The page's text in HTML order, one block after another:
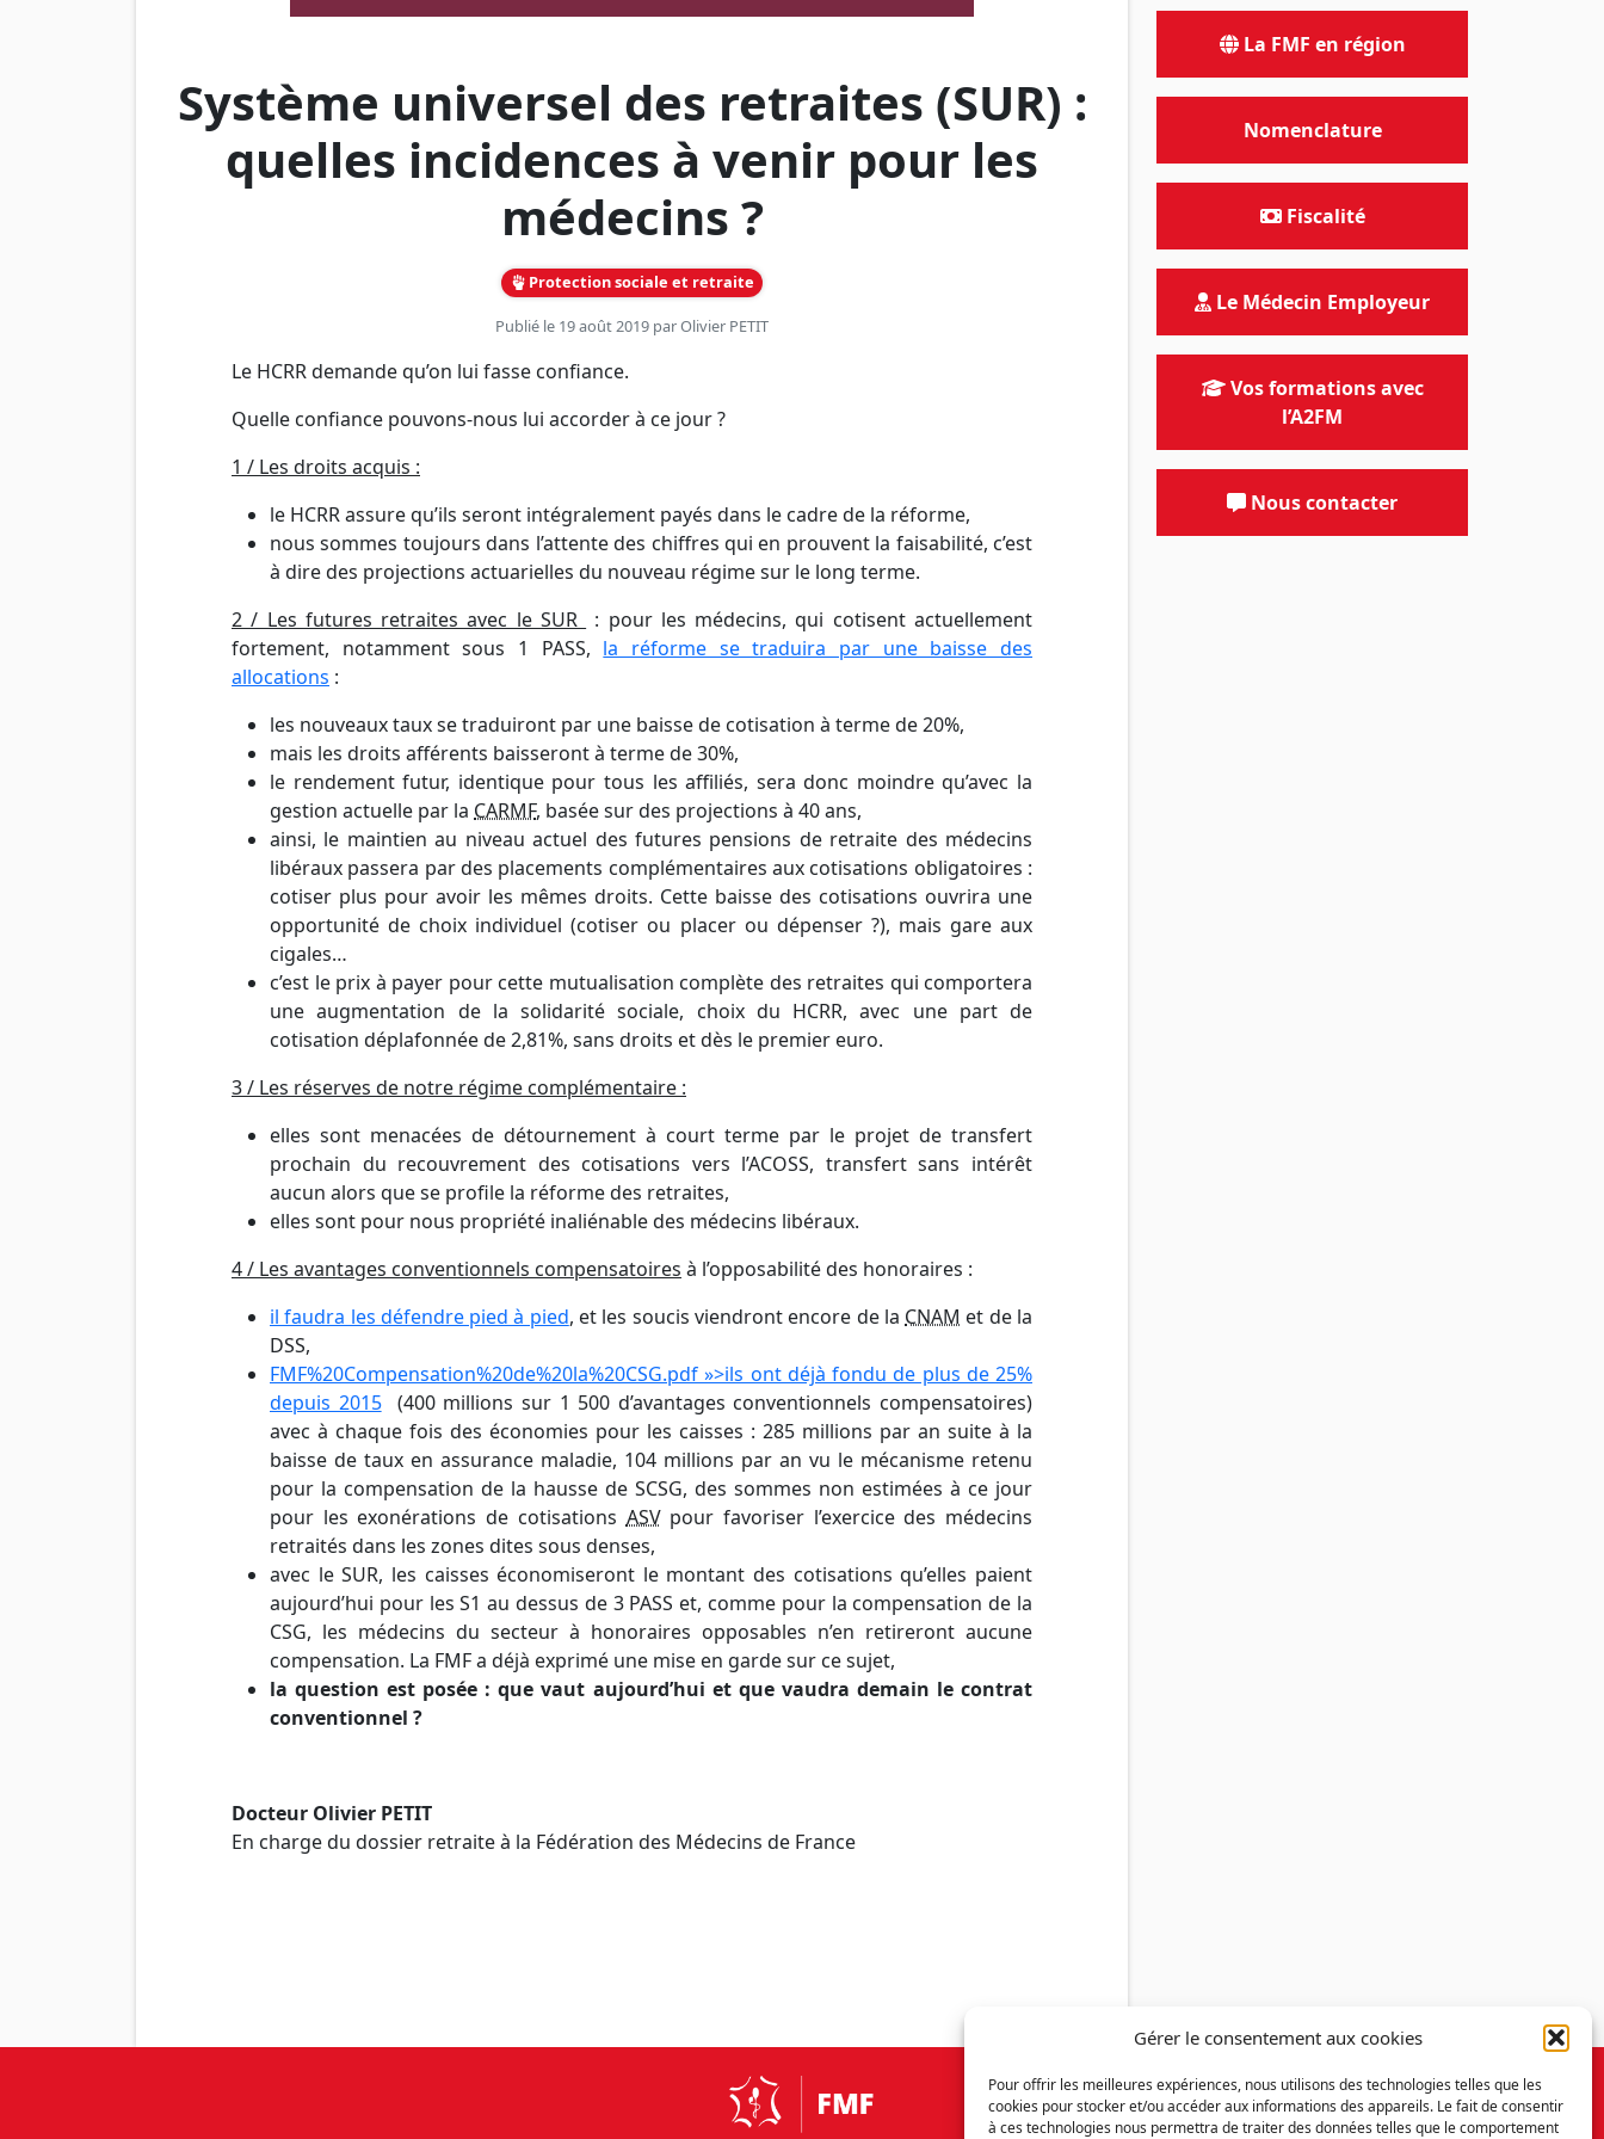
Gérer le consentement aux cookies
Pour offrir les meilleures expériences, nous utilisons des technologies telles que les
cookies pour stocker et/ou accéder aux informations des appareils. Le fait de consentir
à ces technologies nous permettra de traiter des données telles que le comportement
Système universel des retraites (SUR) :
quelles incidences à venir pour les
médecins ?
Protection sociale et retraite
Publié le 19 août 2019 parOlivier PETIT
Le HCRR demande qu’on lui fasse confiance.
Quelle confiance pouvons-nous lui accorder à ce jour ?
1 / Les droits acquis :
le HCRR assure qu’ils seront intégralement payés dans le cadre de la réforme,
nous sommes toujours dans l’attente des chiffres qui en prouvent la faisabilité, c’est
à dire des projections actuarielles du nouveau régime sur le long terme.
2 / Les futures retraites avec le SUR
: pour les médecins, qui cotisent actuellement
fortement, notamment sous 1 PASS, la réforme se traduira par une baisse des
allocations :
les nouveaux taux se traduiront par une baisse de cotisation à terme de 20%,
mais les droits afférents baisseront à terme de 30%,
le rendement futur, identique pour tous les affiliés, sera donc moindre qu’avec la
gestion actuelle par la CARMF, basée sur des projections à 40 ans,
ainsi, le maintien au niveau actuel des futures pensions de retraite des médecins
libéraux passera par des placements complémentaires aux cotisations obligatoires :
cotiser plus pour avoir les mêmes droits. Cette baisse des cotisations ouvrira une
opportunité de choix individuel (cotiser ou placer ou dépenser ?), mais gare aux
cigales…
c’est le prix à payer pour cette mutualisation complète des retraites qui comportera
une augmentation de la solidarité sociale, choix du HCRR, avec une part de
cotisation déplafonnée de 2,81%, sans droits et dès le premier euro.
3 / Les réserves de notre régime complémentaire :
elles sont menacées de détournement à court terme par le projet de transfert
prochain du recouvrement des cotisations vers l’ACOSS, transfert sans intérêt
aucun alors que se profile la réforme des retraites,
elles sont pour nous propriété inaliénable des médecins libéraux.
4 / Les avantages conventionnels compensatoires à l’opposabilité des honoraires :
il faudra les défendre pied à pied, et les soucis viendront encore de la CNAM et de la
DSS,
FMF%20Compensation%20de%20la%20CSG.pdf »>ils ont déjà fondu de plus de 25%
depuis 2015(400 millions sur 1 500 d’avantages conventionnels compensatoires)
avec à chaque fois des économies pour les caisses : 285 millions par an suite à la
baisse de taux en assurance maladie, 104 millions par an vu le mécanisme retenu
pour la compensation de la hausse de SCSG, des sommes non estimées à ce jour
pour les exonérations de cotisations ASVpour favoriser l’exercice des médecins
retraités dans les zones dites sous denses,
avec le SUR, les caisses économiseront le montant des cotisations qu’elles paient
aujourd’hui pour les S1 au dessus de 3 PASS et, comme pour la compensation de la
CSG, les médecins du secteur à honoraires opposables n’en retireront aucune
compensation. La FMF a déjà exprimé une mise en garde sur ce sujet,
la question est posée : que vaut aujourd’hui et que vaudra demain le contrat
conventionnel ?
Docteur Olivier PETIT
En charge du dossier retraite à la Fédération des Médecins de France
La FMF en région
Nomenclature
Fiscalité
Le Médecin Employeur
Vos formations avec
l’A2FM
Nous contacter